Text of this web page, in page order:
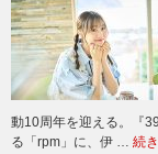
動10周年を迎える。『
る「rpm」に、伊 … 続